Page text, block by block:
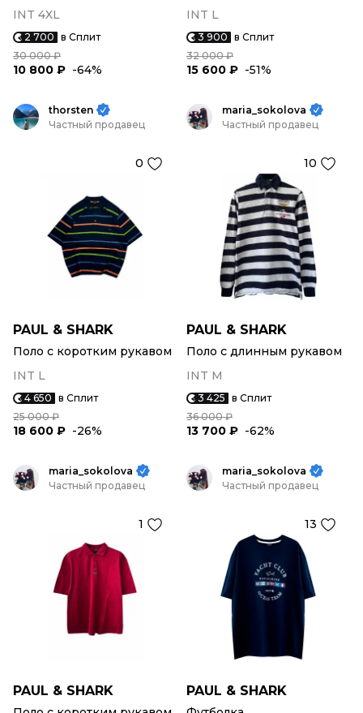
INT 4XL
2 700 в Сплит
30 000 ₽
10 800 ₽ -64%
INT L
3 900 в Сплит
32 000 ₽
15 600 ₽ -51%
thorsten
Частный продавец
0
PAUL & SHARK
Поло с коротким рукавом
INT L
4 650 в Сплит
25 000 ₽
18 600 ₽ -26%
maria_sokolova
Частный продавец
10
PAUL & SHARK
Поло с длинным рукавом
INT M
3 425 в Сплит
36 000 ₽
13 700 ₽ -62%
maria_sokolova
Частный продавец
1
PAUL & SHARK
maria_sokolova
Частный продавец
13
PAUL & SHARK